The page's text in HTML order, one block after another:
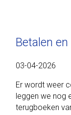
Betalen
03-04-2026
Er wordt weer
leggen we nog
terugboeken